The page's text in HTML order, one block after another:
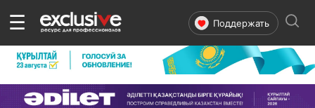
☰ Поддержать